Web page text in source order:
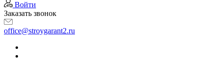
Войти
Заказать звонок
office@stroygarant2.ru